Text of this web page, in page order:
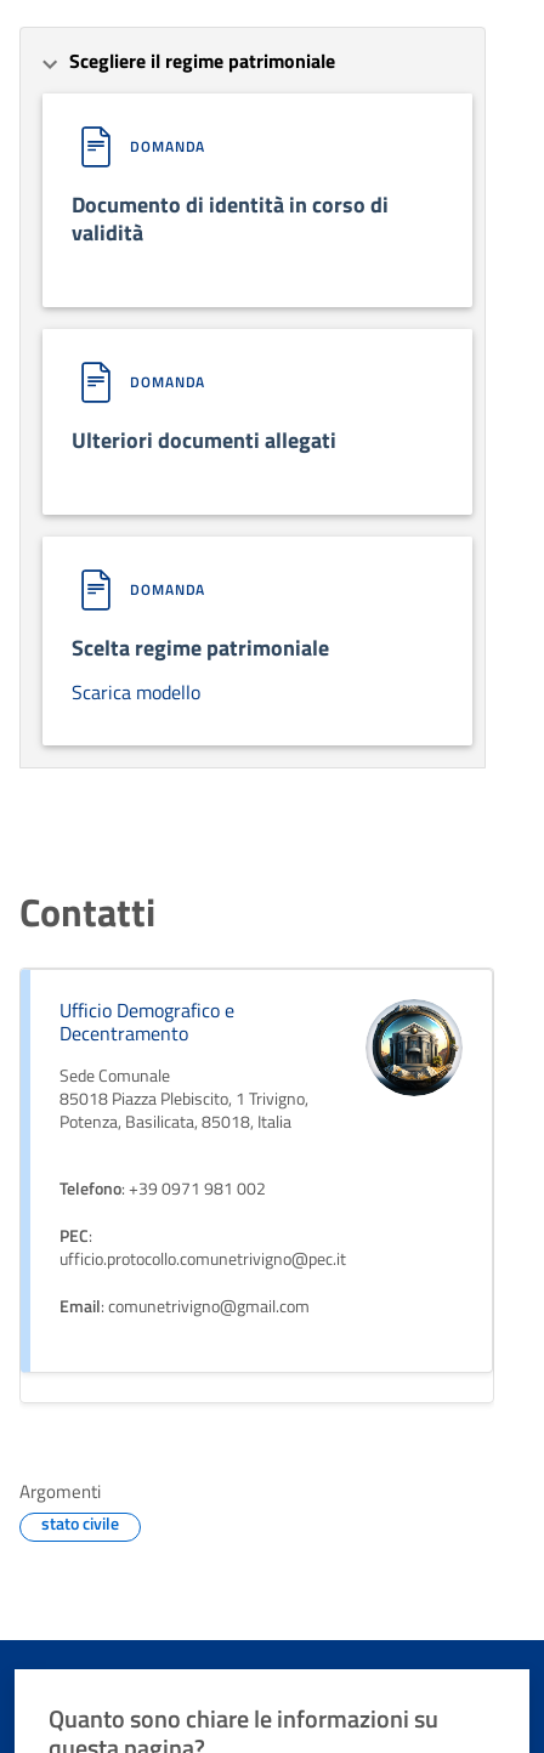
Scegliere il regime patrimoniale
DOMANDA
Documento di identità in corso di
validità
DOMANDA
Ulteriori documenti allegati
DOMANDA
Scelta regime patrimoniale
Scarica modello
Contatti
Ufficio Demografico e
Decentramento
Sede Comunale
85018 Piazza Plebiscito, 1 Trivigno,
Potenza, Basilicata, 85018, Italia
Telefono: +39 0971 981 002
PEC:
ufficio.protocollo.comunetrivigno@pec.it
Email: comunetrivigno@gmail.com
Argomenti
stato civile
Quanto sono chiare le informazioni su